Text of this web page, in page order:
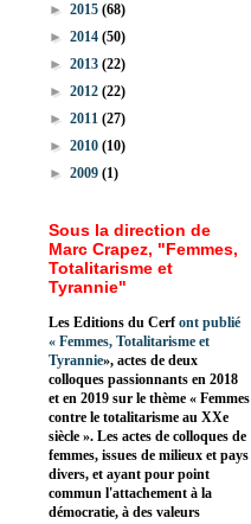
► 2015 (68)
► 2014 (50)
► 2013 (22)
► 2012 (22)
► 2011 (27)
► 2010 (10)
► 2009 (1)
Sous la direction de
Marc Crapez, "Femmes,
Totalitarisme et
Tyrannie"
Les Editions du Cerfont publié
« Femmes, Totalitarisme et
Tyrannie», actes de deux
colloques passionnants en 2018
et en 2019 sur le thème « Femmes
contre le totalitarisme au XXe
siècle ». Les actes de colloques de
femmes, issues de milieux et pays
divers, et ayant pour point
commun l'attachement à la
démocratie, à des valeurs